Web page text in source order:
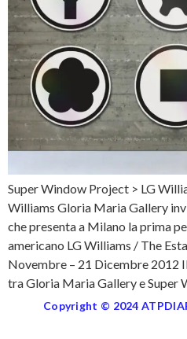
Super Window Project > LG
Williams Gloria Maria Gallery
che presenta a Milano la prima
americano LG Williams / The
Novembre – 21 Dicembre 2012
tra Gloria Maria Gallery e Super
Copyright © 2024